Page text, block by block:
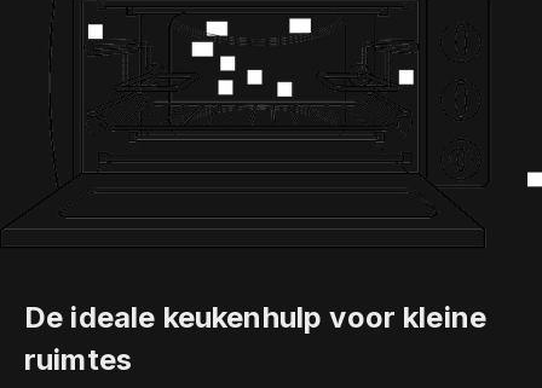
De ideale keukenhulp voor kleine
ruimtes